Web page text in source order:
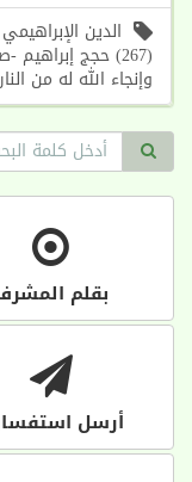
الدين
(267) حجج
وإنجاء الله له من
بقلم
أرسل